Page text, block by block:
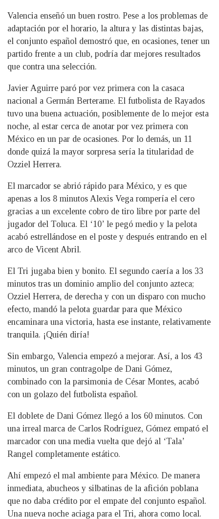
Valencia enseñó un buen rostro. Pese a los problemas de
adaptación por el horario, la altura y las distintas bajas,
el conjunto español demostró que, en ocasiones, tener un
partido frente a un club, podría dar mejores resultados
que contra una selección.
Javier Aguirre paró por vez primera con la casaca
nacional a Germán Berterame. El futbolista de Rayados
tuvo una buena actuación, posiblemente de lo mejor esta
noche, al estar cerca de anotar por vez primera con
México en un par de ocasiones. Por lo demás, un 11
donde quizá la mayor sorpresa sería la titularidad de
Ozziel Herrera.
El marcador se abrió rápido para México, y es que
apenas a los 8 minutos Alexis Vega rompería el cero
gracias a un excelente cobro de tiro libre por parte del
jugador del Toluca. El ‘10’ le pegó medio y la pelota
acabó estrellándose en el poste y después entrando en el
arco de Vicent Abril.
El Tri jugaba bien y bonito. El segundo caería a los 33
minutos tras un dominio amplio del conjunto azteca;
Ozziel Herrera, de derecha y con un disparo con mucho
efecto, mandó la pelota guardar para que México
encaminara una victoria, hasta ese instante, relativamente
tranquila. ¡Quién diría!
Sin embargo, Valencia empezó a mejorar. Así, a los 43
minutos, un gran contragolpe de Dani Gómez,
combinado con la parsimonia de César Montes, acabó
con un golazo del futbolista español.
El doblete de Dani Gómez llegó a los 60 minutos. Con
una irreal marca de Carlos Rodríguez, Gómez empató el
marcador con una media vuelta que dejó al ‘Tala’
Rangel completamente estático.
Ahí empezó el mal ambiente para México. De manera
inmediata, abucheos y silbatinas de la afición poblana
que no daba crédito por el empate del conjunto español.
Una nueva noche aciaga para el Tri, ahora como local.